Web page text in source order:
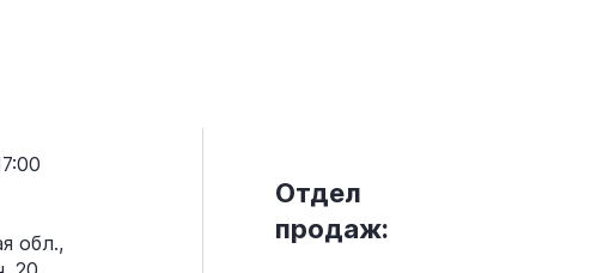
обл.,
Отдел
продаж: